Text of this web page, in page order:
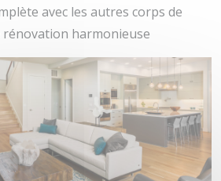
avec les autres corps de
harmonieuse